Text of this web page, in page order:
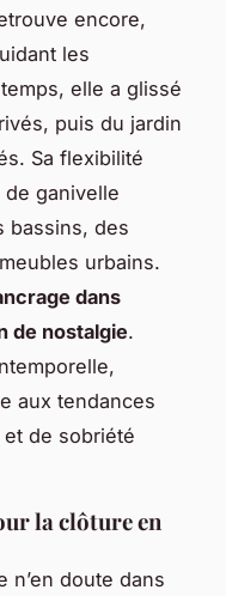
encore,
les
elle a glissé
puis du jardin
Sa flexibilité
de ganivelle
bassins, des
urbains.
dans
de nostalgie.
aux tendances
de sobriété
la clôture en
n’en doute dans